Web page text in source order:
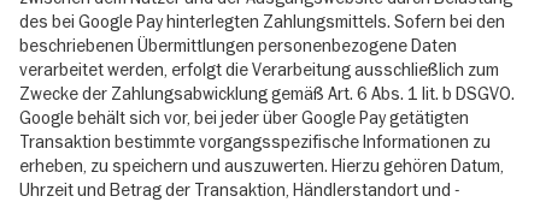
des bei Google Pay hinterlegten Zahlungsmittels. Sofern bei den
beschriebenen Übermittlungen personenbezogene Daten
verarbeitet werden, erfolgt die Verarbeitung ausschließlich zum
Zwecke der Zahlungsabwicklung gemäß Art. 6 Abs. 1 lit. b DSGVO.
Google behält sich vor, bei jeder über Google Pay getätigten
Transaktion bestimmte vorgangsspezifische Informationen zu
erheben, zu speichern und auszuwerten. Hierzu gehören Datum,
Uhrzeit und Betrag der Transaktion, Händlerstandort und -